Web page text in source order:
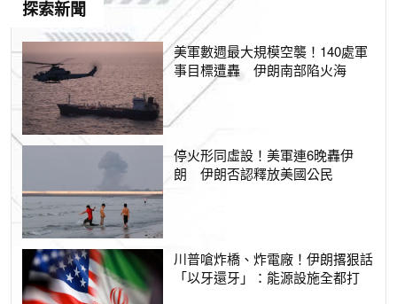
探索新聞
美軍數週最大規模空襲！140處軍
事目標遭轟 伊朗南部陷火海
停火形同虛設！美軍連6晚轟伊
朗 伊朗否認釋放美國公民
川普嗆炸橋、炸電廠！伊朗撂狠話
「以牙還牙」：能源設施全都打